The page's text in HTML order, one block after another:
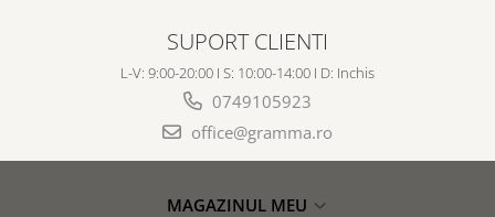
SUPORT CLIENTI
L-V: 9:00-20:00 I S: 10:00-14:00 I D: Inchis
0749105923
office@gramma.ro
MAGAZINUL MEU